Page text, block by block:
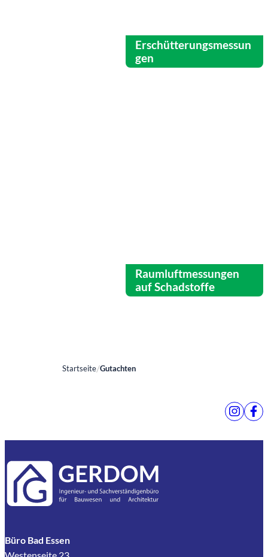
Erschütterungsmessun
gen
Raumluftmessungen
auf Schadstoffe
Startseite Gutachten
Büro Bad Essen